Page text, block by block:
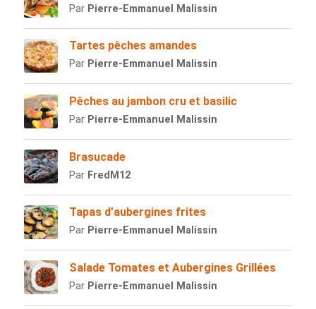
Par Pierre-Emmanuel Malissin
Tartes pêches amandes
Par Pierre-Emmanuel Malissin
Pêches au jambon cru et basilic
Par Pierre-Emmanuel Malissin
Brasucade
Par FredM12
Tapas d’aubergines frites
Par Pierre-Emmanuel Malissin
Salade Tomates et Aubergines Grillées
Par Pierre-Emmanuel Malissin